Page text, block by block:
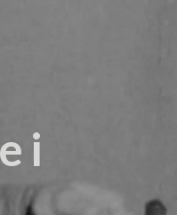
i